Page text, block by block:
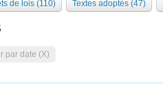
Présidents Bureau Collège des
clés
de lois (110) Textes adoptés (47)
par date (X)